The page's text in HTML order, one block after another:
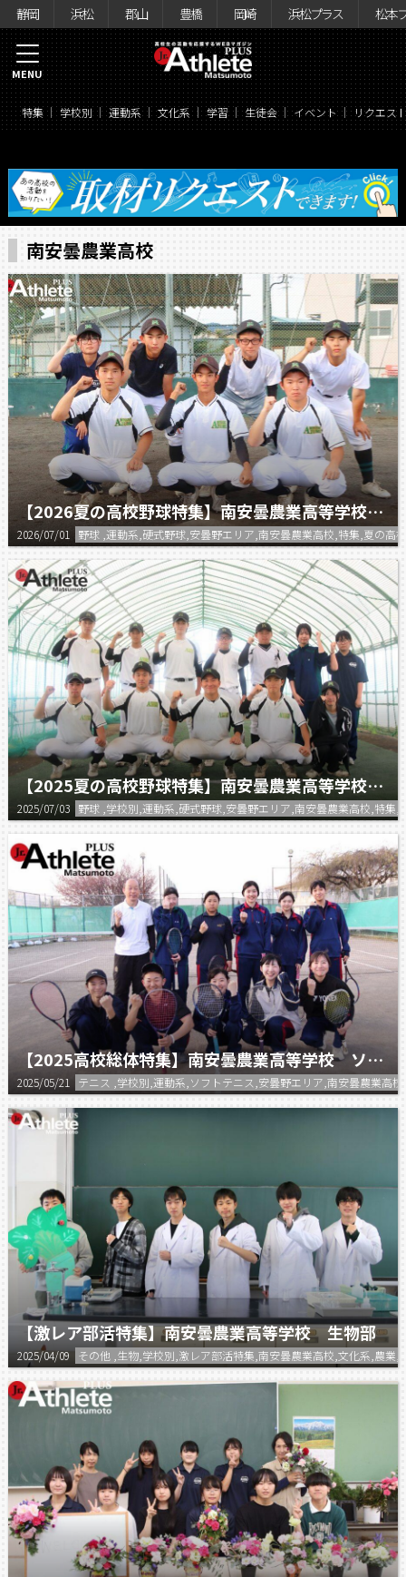
静岡 浜松 郡山 豊橋 岡崎 浜松プラス 松本
特集 学校別 運動系 文化系 学習 生徒会 イベント リクエス
MENU
南安曇農業高校
【2026夏の高校野球特集】南安曇農業高等学校 野球部
2026/07/01 野球 ,運動系,硬式野球,安曇野エリア,南安曇農業高校,特集,夏の高
【2025夏の高校野球特集】南安曇農業高等学校 野球部
2025/07/03 野球 ,学校別,運動系,硬式野球,安曇野エリア,南安曇農業高校,特集,
【2025高校総体特集】南安曇農業高等学校 ソフトテニス部
2025/05/21 テニス ,学校別,運動系,ソフトテニス,安曇野エリア,南安曇農業高
【激レア部活特集】南安曇農業高等学校 生物部
2025/04/09 その他 ,生物,学校別,激レア部活特集,南安曇農業高校,文化系,農業,